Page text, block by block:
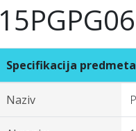
Specifikacija predmeta
Naziv